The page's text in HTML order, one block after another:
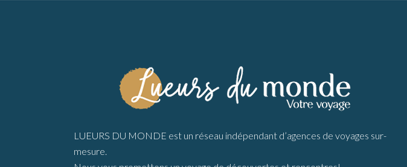
LUEURS DU MONDE est un réseau indépendant d’agences de voyages sur-
mesure.